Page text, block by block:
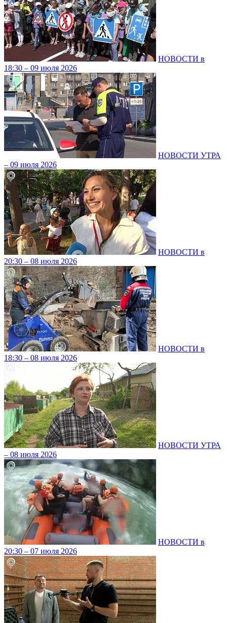
НОВОСТИ в
18:30 – 09 июля 2026
НОВОСТИ УТРА
– 09 июля 2026
НОВОСТИ в
20:30 – 08 июля 2026
НОВОСТИ в
18:30 – 08 июля 2026
НОВОСТИ УТРА
– 08 июля 2026
НОВОСТИ в
20:30 – 07 июля 2026